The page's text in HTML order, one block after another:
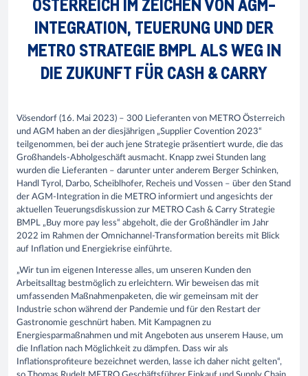
NTEGRATION, TEUERUNG UND DER M
ETRO STRATEGIE BMPL ALS WEG IN D
IE ZUKUNFT FÜR CASH & CARRY
Vösendorf (16. Mai 2023) – 300 Lieferanten von METRO Österreich
und AGM haben an der diesjährigen „Supplier Covention 2023“
teilgenommen, bei der auch jene Strategie präsentiert wurde, die das
Großhandels-Abholgeschäft ausmacht. Knapp zwei Stunden lang
wurden die Lieferanten – darunter unter anderem Berger Schinken,
Handl Tyrol, Darbo, Scheiblhofer, Recheis und Vossen – über den Stand
der AGM-Integration in die METRO informiert und angesichts der
aktuellen Teuerungsdiskussion zur METRO Cash & Carry Strategie
BMPL „Buy more pay less“ abgeholt, die der Großhändler im Jahr
2022 im Rahmen der Omnichannel-Transformation bereits mit Blick
auf Inflation und Energiekrise einführte.
„Wir tun im eigenen Interesse alles, um unseren Kunden den
Arbeitsalltag bestmöglich zu erleichtern. Wir beweisen das mit
umfassenden Maßnahmenpaketen, die wir gemeinsam mit der
Industrie schon während der Pandemie und für den Restart der
Gastronomie geschnürt haben. Mit Kampagnen zu
Energiesparmaßnahmen und mit Angeboten aus unserem Hause, um
die Inflation nach Möglichkeit zu dämpfen. Dass wir als
Inflationsprofiteure bezeichnet werden, lasse ich daher nicht gelten“,